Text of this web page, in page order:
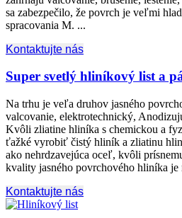
sa zabezpečilo, že povrch je veľmi
spracovania M. ...
Kontaktujte nás
Super svetlý hliníkový list a
Na trhu je veľa druhov jasného
valcovanie, elektrotechnický,
Kvôli zliatine hliníka s chemickou a
ťažké vyrobiť čistý hliník a zliatinu
ako nehrdzavejúca oceľ, kvôli
kvality jasného povrchového hliníka je
Kontaktujte nás